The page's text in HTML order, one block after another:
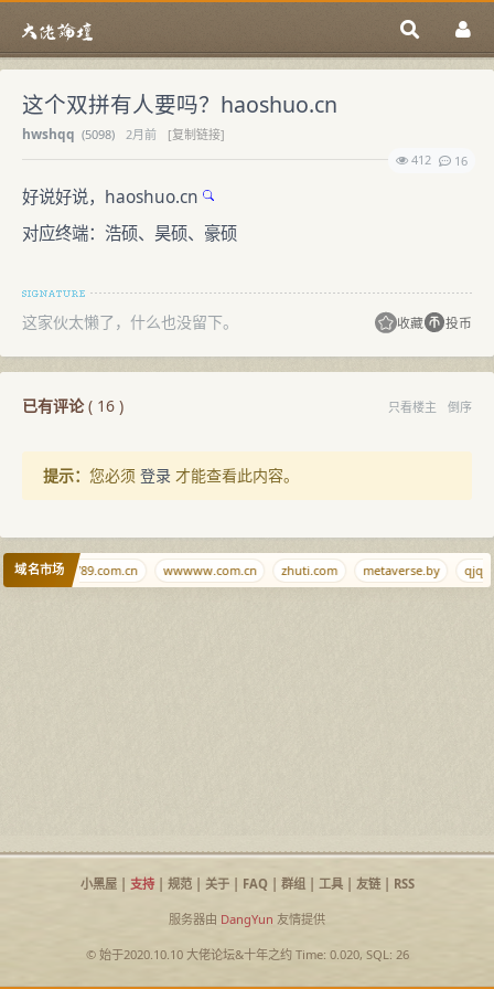
这个双拼有人要吗？haoshuo.cn
hwshqq (5098) 2月前
[复制链接]
412
16
好说好说， haoshuo.cn
对应终端：浩硕、昊硕、豪硕
这家伙太懒了，什么也没留下。 收藏 投币
已有评论( 16 ) 只看楼主 倒序
提示： 您必须 登录 才能查看此内容。
域名市场456789.com.cn wwwww.com.cn zhuti.com metaverse.by
小黑屋| 支持| 规范| 关于| FAQ| 群组| 工具| 友链| RSS
服务器由 DangYun 友情提供
© 始于2020.10.10 大佬论坛&十年之约Time: 0.020, SQL: 26